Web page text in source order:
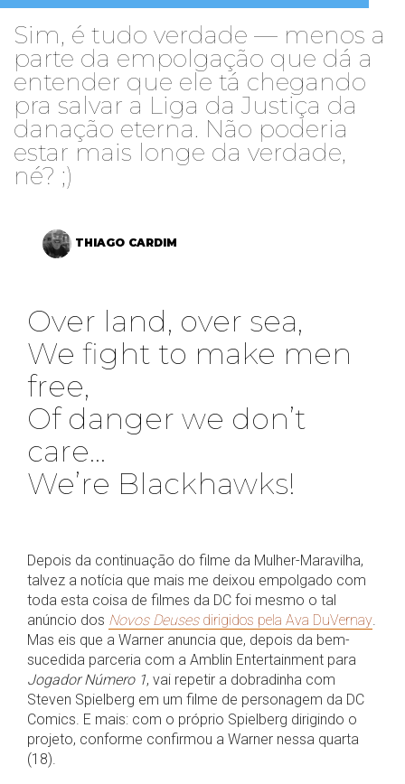
Sim, é tudo verdade — menos a
parte da empolgação que dá a
entender que ele tá chegando
pra salvar a Liga da Justiça da
danação eterna. Não poderia
estar mais longe da verdade,
né? ;)
THIAGO CARDIM
Over land, over sea,
We fight to make men
free,
Of danger we don’t
care...
We’re Blackhawks!
Depois da continuação do filme da Mulher-Maravilha,
talvez a notícia que mais me deixou empolgado com
toda esta coisa de filmes da DC foi mesmo o tal
anúncio dos Novos Deusesdirigidos pela Ava DuVernay.
Mas eis que a Warner anuncia que, depois da bem-
sucedida parceria com a Amblin Entertainment para
Jogador Número 1, vai repetir a dobradinha com
Steven Spielberg em um filme de personagem da DC
Comics. E mais: com o próprio Spielberg dirigindo o
projeto, conforme confirmou a Warner nessa quarta
(18).